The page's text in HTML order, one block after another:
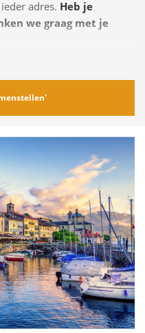
adres. Heb je
we graag met je